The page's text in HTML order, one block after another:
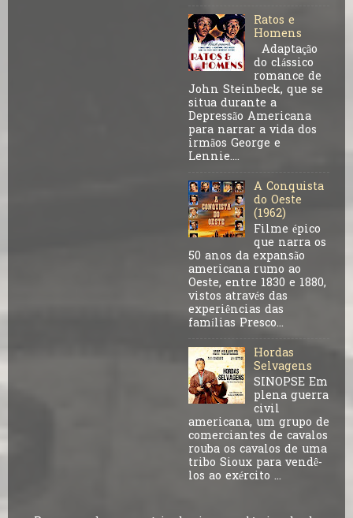
Ratos e
Homens
Adaptação
do clássico
romance de
John Steinbeck, que se
situa durante a
Depressão Americana
para narrar a vida dos
irmãos George e
Lennie....
A Conquista
do Oeste
(1962)
Filme épico
que narra os
50 anos da expansão
americana rumo ao
Oeste, entre 1830 e 1880,
vistos através das
experiências das
famílias Presco...
Hordas
Selvagens
SINOPSE Em
plena guerra
civil
americana, um grupo de
comerciantes de cavalos
rouba os cavalos de uma
tribo Sioux para vendê-
los ao exército ...